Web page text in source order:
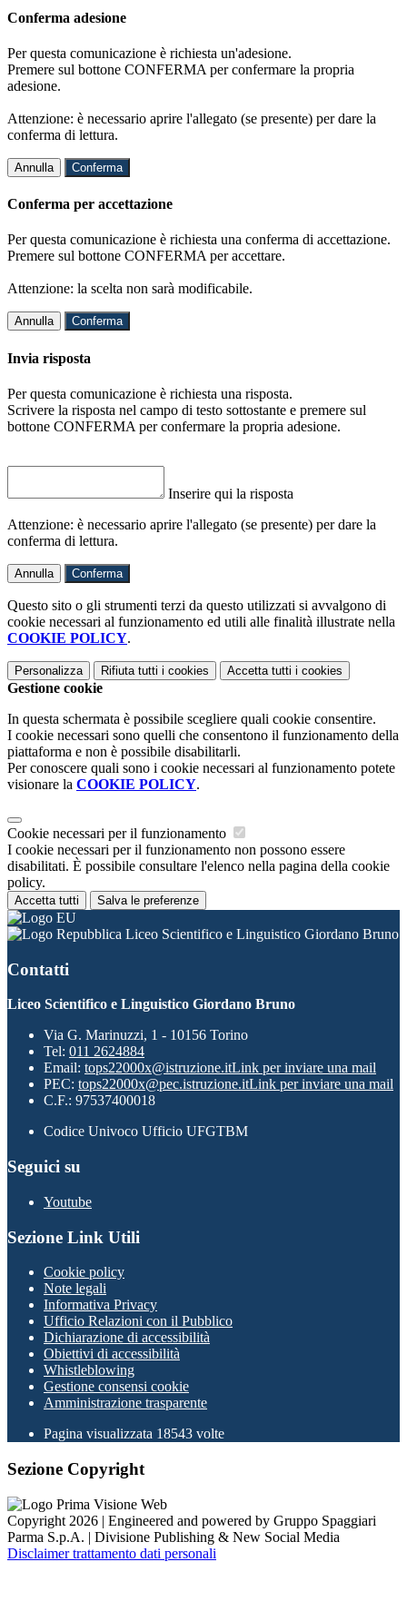
Conferma adesione
Per questa comunicazione è richiesta un'adesione.
Premere sul bottone CONFERMA per confermare la propria
adesione.
Attenzione: è necessario aprire l'allegato (se presente) per dare la
conferma di lettura.
Annulla Conferma
Conferma per accettazione
Per questa comunicazione è richiesta una conferma di accettazione.
Premere sul bottone CONFERMA per accettare.
Attenzione: la scelta non sarà modificabile.
Annulla Conferma
Invia risposta
Per questa comunicazione è richiesta una risposta.
Scrivere la risposta nel campo di testo sottostante e premere sul
bottone CONFERMA per confermare la propria adesione.
Inserire qui la risposta
Attenzione: è necessario aprire l'allegato (se presente) per dare la
conferma di lettura.
Annulla Conferma
Questo sito o gli strumenti terzi da questo utilizzati si avvalgono di
cookie necessari al funzionamento ed utili alle finalità illustrate nella
COOKIE POLICY.
Personalizza Rifiuta tutti i cookies Accetta tutti i cookies
Gestione cookie
In questa schermata è possibile scegliere quali cookie consentire.
I cookie necessari sono quelli che consentono il funzionamento della
piattaforma e non è possibile disabilitarli.
Per conoscere quali sono i cookie necessari al funzionamento potete
visionare la COOKIE POLICY.
Cookie necessari per il funzionamento
I cookie necessari per il funzionamento non possono essere
disabilitati. È possibile consultare l'elenco nella pagina della cookie
policy.
Accetta tutti Salva le preferenze
Liceo Scientifico e Linguistico Giordano Bruno
Contatti
Liceo Scientifico e Linguistico Giordano Bruno
Via G. Marinuzzi, 1 - 10156 Torino
Tel: 011 2624884
Email: tops22000x@istruzione.itLink per inviare una mail
PEC: tops22000x@pec.istruzione.itLink per inviare una mail
C.F.: 97537400018
Codice Univoco Ufficio UFGTBM
Seguici su
Youtube
Sezione Link Utili
Cookie policy
Note legali
Informativa Privacy
Ufficio Relazioni con il Pubblico
Dichiarazione di accessibilità
Obiettivi di accessibilità
Whistleblowing
Gestione consensi cookie
Amministrazione trasparente
Pagina visualizzata 18543 volte
Sezione Copyright
Copyright 2026 | Engineered and powered by Gruppo Spaggiari
Parma S.p.A. | Divisione Publishing & New Social Media
Disclaimer trattamento dati personali